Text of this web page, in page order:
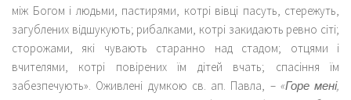
між Богом і людьми, пастирями, котрі вівці пасуть, стережуть,
загублених відшукують; рибалками, котрі закидають ревно сіті;
сторожами, які чувають старанно над стадом; отцями і
вчителями, котрі повірених їм дітей вчать; спасіння їм
забезпечують». Оживлені думкою св. ап. Павла, – «Горе мені,